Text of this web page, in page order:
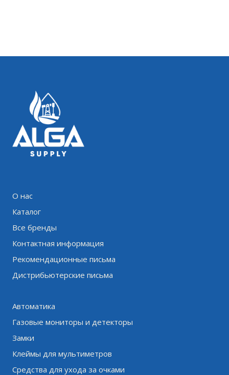
О нас
Каталог
Все бренды
Контактная информация
Рекомендационные письма
Дистрибьютерские письма
Автоматика
Газовые мониторы и детекторы
Замки
Клеймы для мультиметров
Средства для ухода за очками